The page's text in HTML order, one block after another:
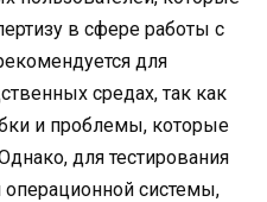
в сфере работы с
для
средах, так как
и проблемы, которые
для тестирования
системы,